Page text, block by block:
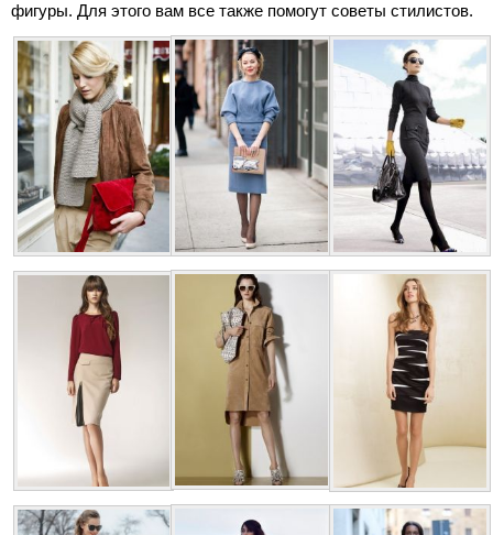
фигуры. Для этого вам все также помогут советы стилистов.